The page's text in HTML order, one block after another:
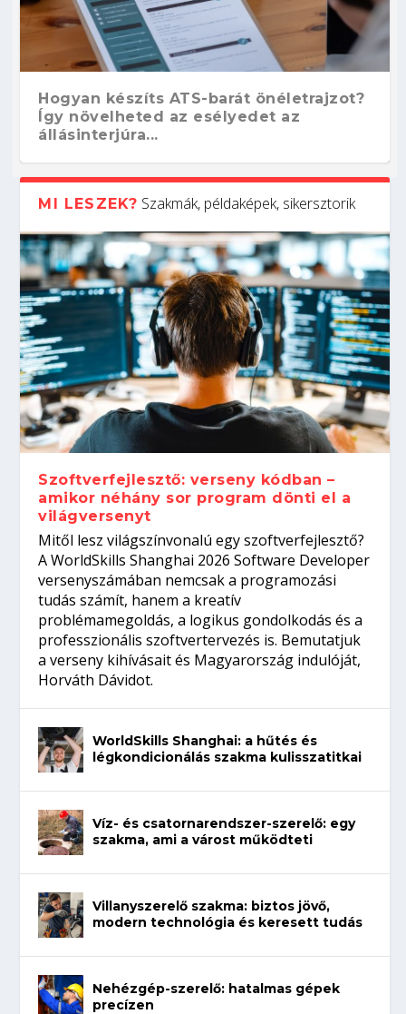
Hogyan készíts ATS-barát önéletrajzot?
Így növelheted az esélyedet az
állásinterjúra...
Kitalálod, mire használják ezeket a
gépeket?
Nem sikerült az egyetemi felvételi?
Tanulj szakmát!
Szoftverfejlesztő: verseny kódban –
amikor néhány sor program dönti el a
világversenyt...
Digitális detox – hogyan kapcsolódj ki
telefon nélkül?
MI LESZEK? Szakmák, példaképek, sikersztorik
Szoftverfejlesztő: verseny kódban –
amikor néhány sor program dönti el a
világversenyt
Mitől lesz világszínvonalú egy szoftverfejlesztő?
A WorldSkills Shanghai 2026 Software Developer
versenyszámában nemcsak a programozási
tudás számít, hanem a kreatív
problémamegoldás, a logikus gondolkodás és a
professzionális szoftvertervezés is. Bemutatjuk
a verseny kihívásait és Magyarország indulóját,
Horváth Dávidot.
WorldSkills Shanghai: a hűtés és
légkondicionálás szakma kulisszatitkai
Víz- és csatornarendszer-szerelő: egy
szakma, ami a várost működteti
Villanyszerelő szakma: biztos jövő,
modern technológia és keresett tudás
Nehézgép-szerelő: hatalmas gépek
precízen